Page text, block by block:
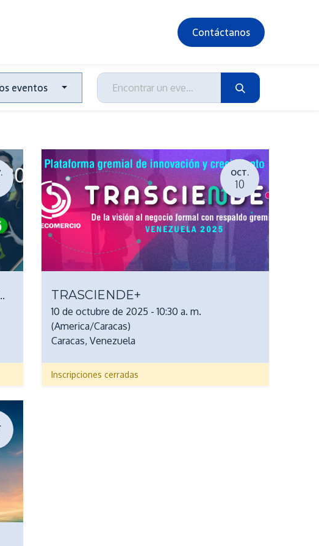
Contáctanos
eventos
2025
OCT.
10
TRASCIENDE+
10 de octubre de 2025 -10:30 a. m.
(America/Caracas)
Caracas, Venezuela
Inscripciones cerradas